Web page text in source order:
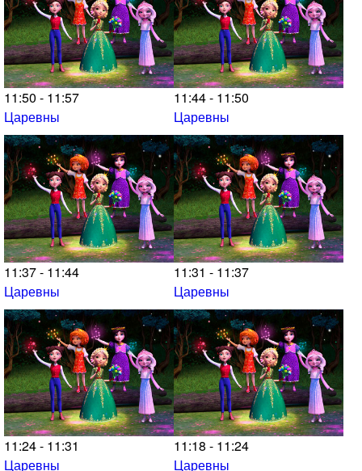
11:50 - 11:57
Царевны
11:44 - 11:50
Царевны
11:37 - 11:44
Царевны
11:31 - 11:37
Царевны
11:24 - 11:31
Царевны
11:18 - 11:24
Царевны